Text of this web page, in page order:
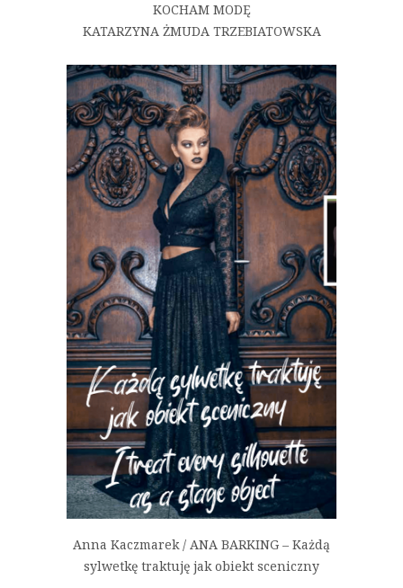
KOCHAM MODĘ
KATARZYNA ŻMUDA TRZEBIATOWSKA
Anna Kaczmarek / ANA BARKING – Każdą
sylwetkę traktuję jak obiekt sceniczny